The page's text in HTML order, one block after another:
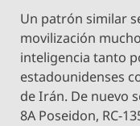
Un patrón similar
movilización
inteligencia tanto
estadounidenses
de Irán. De nuevo
8A Poseidon, RC-